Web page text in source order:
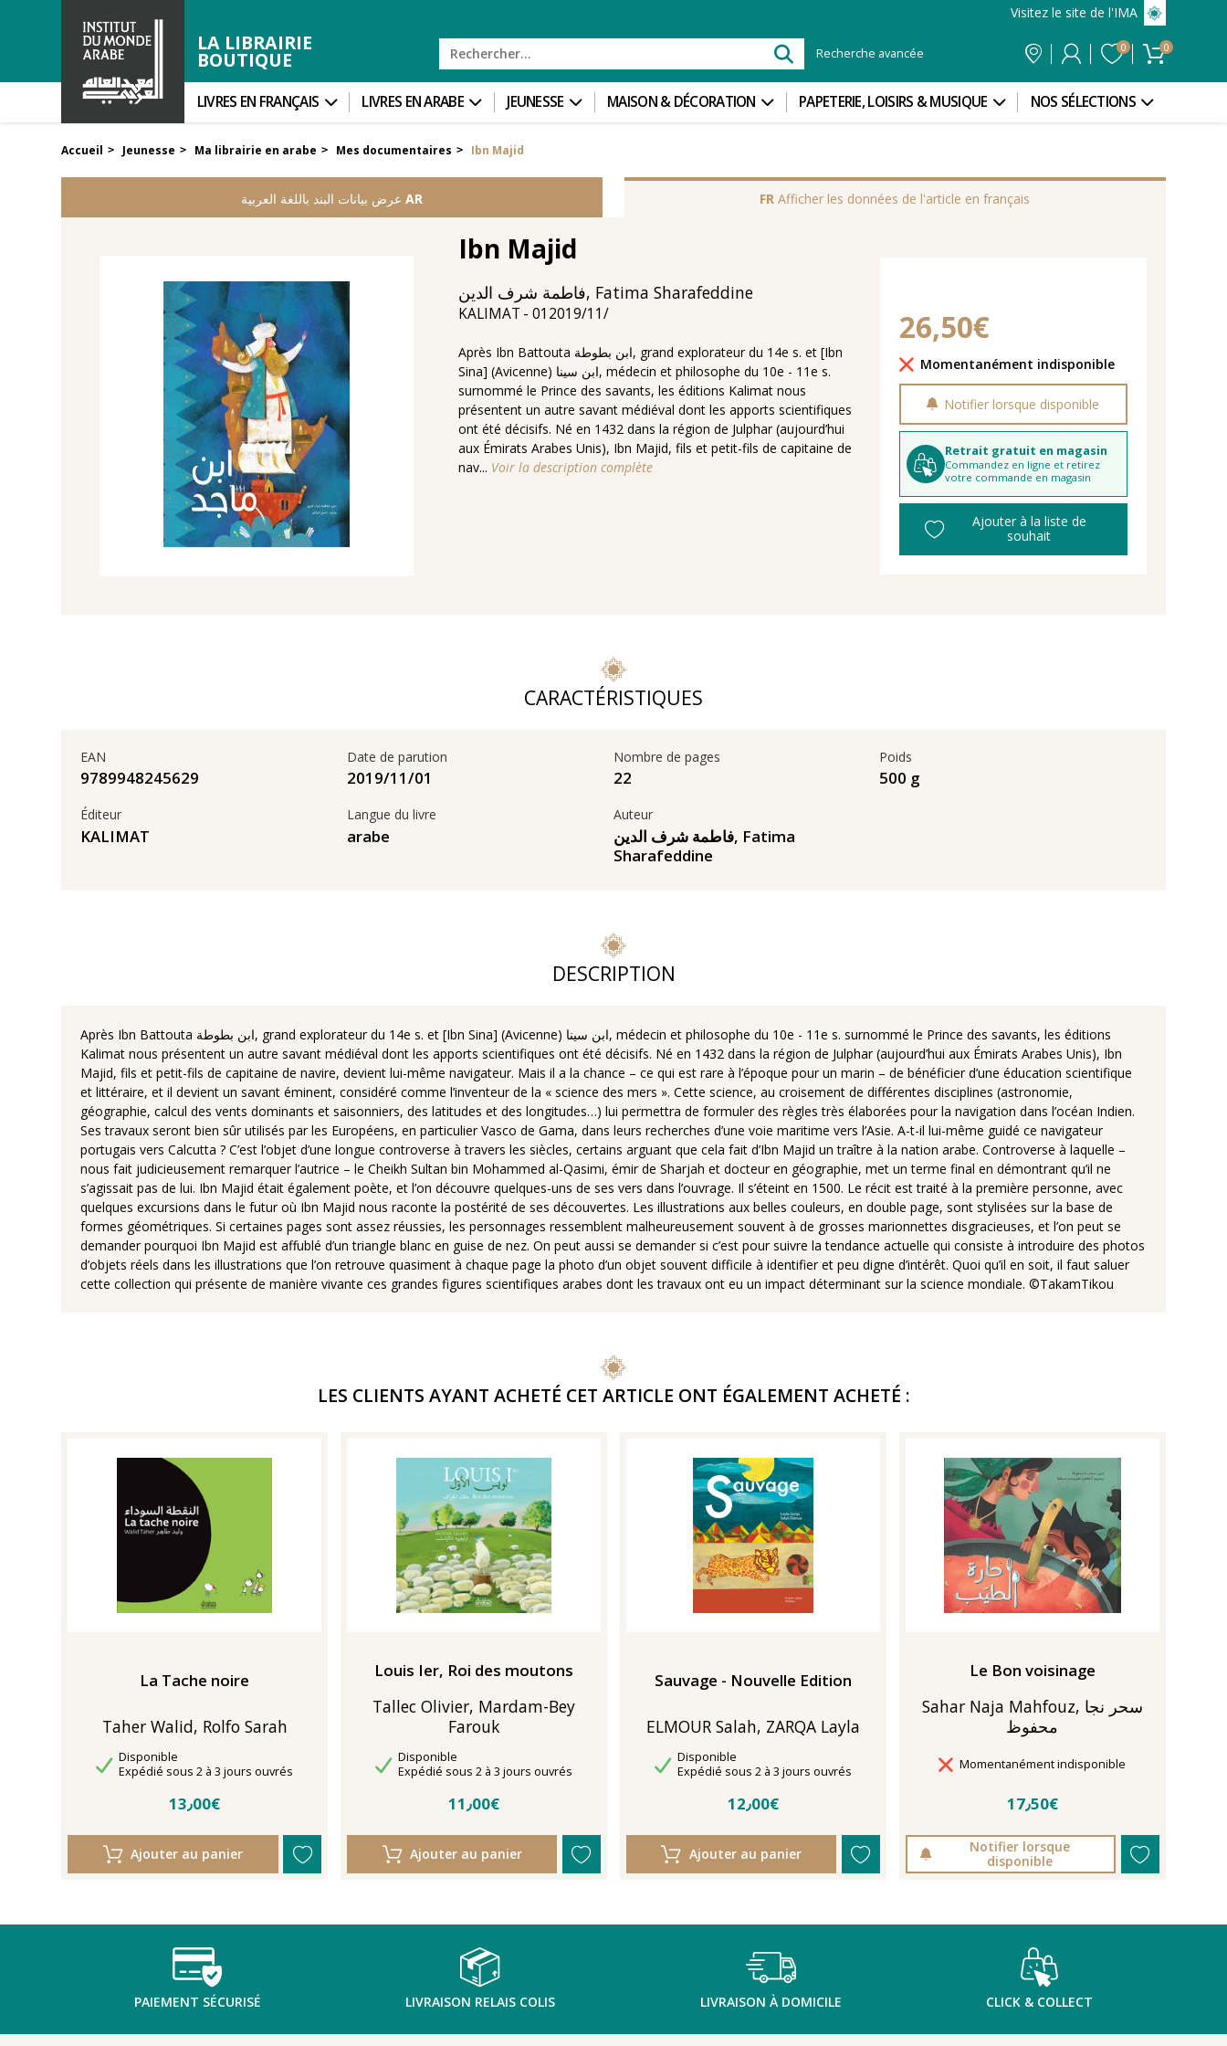
Visitez le site de l'IMA
LA LIBRAIRIE
BOUTIQUE Recherche avancée 0 0
LIVRES EN FRANÇAIS LIVRES EN ARABE JEUNESSE MAISON & DÉCORATION PAPETERIE, LOISIRS & MUSIQUE NOS SÉLECTIONS
Accueil > Jeunesse > Ma librairie en arabe > Mes documentaires > Ibn Majid
ARعرض بيانات البند باللغة العربية FR Afficher les données de l'article en français
Ibn Majid
فاطمة شرف الدين, Fatima Sharafeddine
KALIMAT 01‏/11‏/2019
Après Ibn Battouta ابن بطوطة, grand explorateur du 14e s. et [Ibn
Sina] (Avicenne) ابن سينا, médecin et philosophe du 10e - 11e s.
surnommé le Prince des savants, les éditions Kalimat nous
présentent un autre savant médiéval dont les apports scientifiques
ont été décisifs. Né en 1432 dans la région de Julphar (aujourd’hui
aux Émirats Arabes Unis), Ibn Majid, fils et petit-fils de capitaine de
nav... Voir la description complète
26,50€
Délais de livraison
Momentanément indisponible
Notifier lorsque disponible
Retrait gratuit en magasin
Commandez en ligne et retirez
votre commande en magasin
Ajouter à la liste de
souhait
CARACTÉRISTIQUES
EAN
9789948245629
Date de parution
01‏/11‏/2019
Poids
500 g
Éditeur
KALIMAT
Nombre de pages
22
Langue du livre
arabe
Auteur
فاطمة شرف الدين, Fatima
Sharafeddine
DESCRIPTION
Après Ibn Battouta ابن بطوطة, grand explorateur du 14e s. et [Ibn Sina] (Avicenne) ابن سينا, médecin et philosophe du 10e - 11e s. surnommé le Prince des savants, les éditions
Kalimat nous présentent un autre savant médiéval dont les apports scientifiques ont été décisifs. Né en 1432 dans la région de Julphar (aujourd’hui aux Émirats Arabes Unis), Ibn
Majid, fils et petit-fils de capitaine de navire, devient lui-même navigateur. Mais il a la chance – ce qui est rare à l’époque pour un marin – de bénéficier d’une éducation scientifique
et littéraire, et il devient un savant éminent, considéré comme l’inventeur de la « science des mers ». Cette science, au croisement de différentes disciplines (astronomie,
géographie, calcul des vents dominants et saisonniers, des latitudes et des longitudes…) lui permettra de formuler des règles très élaborées pour la navigation dans l’océan Indien.
Ses travaux seront bien sûr utilisés par les Européens, en particulier Vasco de Gama, dans leurs recherches d’une voie maritime vers l’Asie. A-t-il lui-même guidé ce navigateur
portugais vers Calcutta ? C’est l’objet d’une longue controverse à travers les siècles, certains arguant que cela fait d’Ibn Majid un traître à la nation arabe. Controverse à laquelle –
nous fait judicieusement remarquer l’autrice – le Cheikh Sultan bin Mohammed al-Qasimi, émir de Sharjah et docteur en géographie, met un terme final en démontrant qu’il ne
s’agissait pas de lui. Ibn Majid était également poète, et l’on découvre quelques-uns de ses vers dans l’ouvrage. Il s’éteint en 1500. Le récit est traité à la première personne, avec
quelques excursions dans le futur où Ibn Majid nous raconte la postérité de ses découvertes. Les illustrations aux belles couleurs, en double page, sont stylisées sur la base de
formes géométriques. Si certaines pages sont assez réussies, les personnages ressemblent malheureusement souvent à de grosses marionnettes disgracieuses, et l’on peut se
demander pourquoi Ibn Majid est affublé d’un triangle blanc en guise de nez. On peut aussi se demander si c’est pour suivre la tendance actuelle qui consiste à introduire des photos
d’objets réels dans les illustrations que l’on retrouve quasiment à chaque page la photo d’un objet souvent difficile à identifier et peu digne d’intérêt. Quoi qu’il en soit, il faut saluer
cette collection qui présente de manière vivante ces grandes figures scientifiques arabes dont les travaux ont eu un impact déterminant sur la science mondiale. ©TakamTikou
LES CLIENTS AYANT ACHETÉ CET ARTICLE ONT ÉGALEMENT ACHETÉ :
La Tache noire
Taher Walid, Rolfo Sarah
Disponibilité
Disponible
Délais de livraison
Expédié sous 2 à 3 jours ouvrés
13٫00€
Ajouter au panier
Louis Ier, Roi des moutons
Tallec Olivier, Mardam-Bey
Farouk
Disponibilité
Disponible
Délais de livraison
Expédié sous 2 à 3 jours ouvrés
11٫00€
Ajouter au panier
Sauvage - Nouvelle Edition
ELMOUR Salah, ZARQA Layla
Disponibilité
Disponible
Délais de livraison
Expédié sous 2 à 3 jours ouvrés
12٫00€
Ajouter au panier
Le Bon voisinage
Sahar Naja Mahfouz, سحر نجا
محفوظ
Délais de livraison
Momentanément indisponible
17٫50€
Notifier lorsque
disponible
PAIEMENT SÉCURISÉ LIVRAISON RELAIS COLIS LIVRAISON À DOMICILE CLICK & COLLECT